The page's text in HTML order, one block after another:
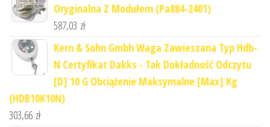
Oryginalna Z Modułem (Pa884-2401)
587,03 zł
Kern & Sohn Gmbh Waga Zawieszana Typ Hdb-
N Certyfikat Dakks - Tak Dokładność Odczytu
[D] 10 G Obciążenie Maksymalne [Max] Kg
(HDB10K10N)
303,66 zł